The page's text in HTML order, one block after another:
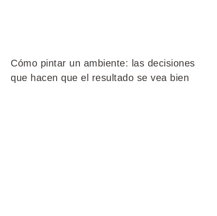
Cómo pintar un ambiente: las decisiones
que hacen que el resultado se vea bien